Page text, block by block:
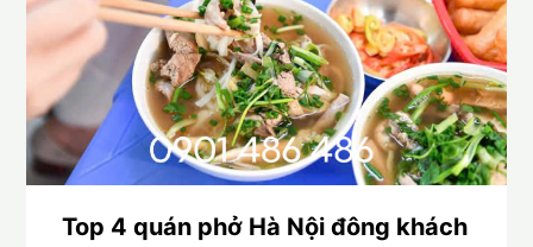
Top 4 quán phở Hà Nội đông khách